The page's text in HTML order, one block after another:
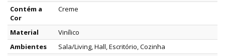
Contém a
Cor
Creme
Material
Vinílico
Ambientes
Sala/Living, Hall, Escritório, Cozinha